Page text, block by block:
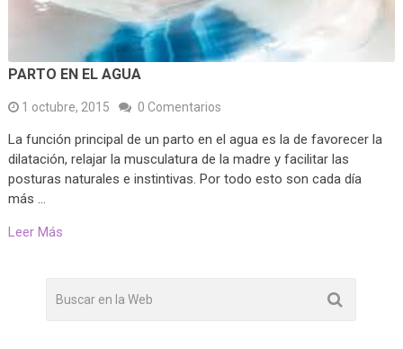
PARTO EN EL AGUA
1 octubre, 2015 0 Comentarios
La función principal de un parto en el agua es la de favorecer la
dilatación, relajar la musculatura de la madre y facilitar las
posturas naturales e instintivas. Por todo esto son cada día
más …
Leer Más